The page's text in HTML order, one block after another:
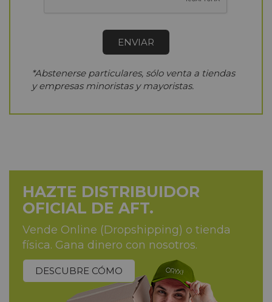
*Abstenerse particulares, sólo venta a tiendas
y empresas minoristas y mayoristas.
HAZTE DISTRIBUIDOR
OFICIAL DE AFT.
Vende Online (Dropshipping) o tienda
física. Gana dinero con nosotros.
DESCUBRE CÓMO